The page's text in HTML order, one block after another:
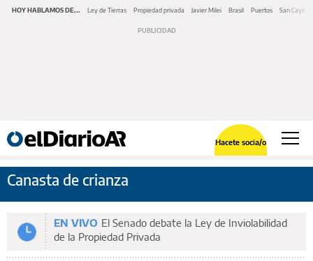
HOY HABLAMOS DE... Ley de Tierras Propiedad privada Javier Milei Brasil Puertos San
Hacete socia/o
Canasta de crianza
EN VIVO El Senado debate la Ley de Inviolabilidad
de la Propiedad Privada